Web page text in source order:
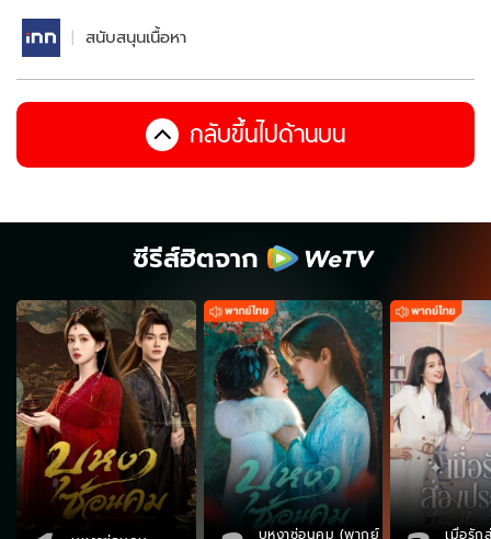
สนับสนุนเนื้อหา
กลับขึ้นไปด้านบน
ซีรีส์ฮิตจาก
บุหงาซ่อนคม (พากย์ เมื่อรัก